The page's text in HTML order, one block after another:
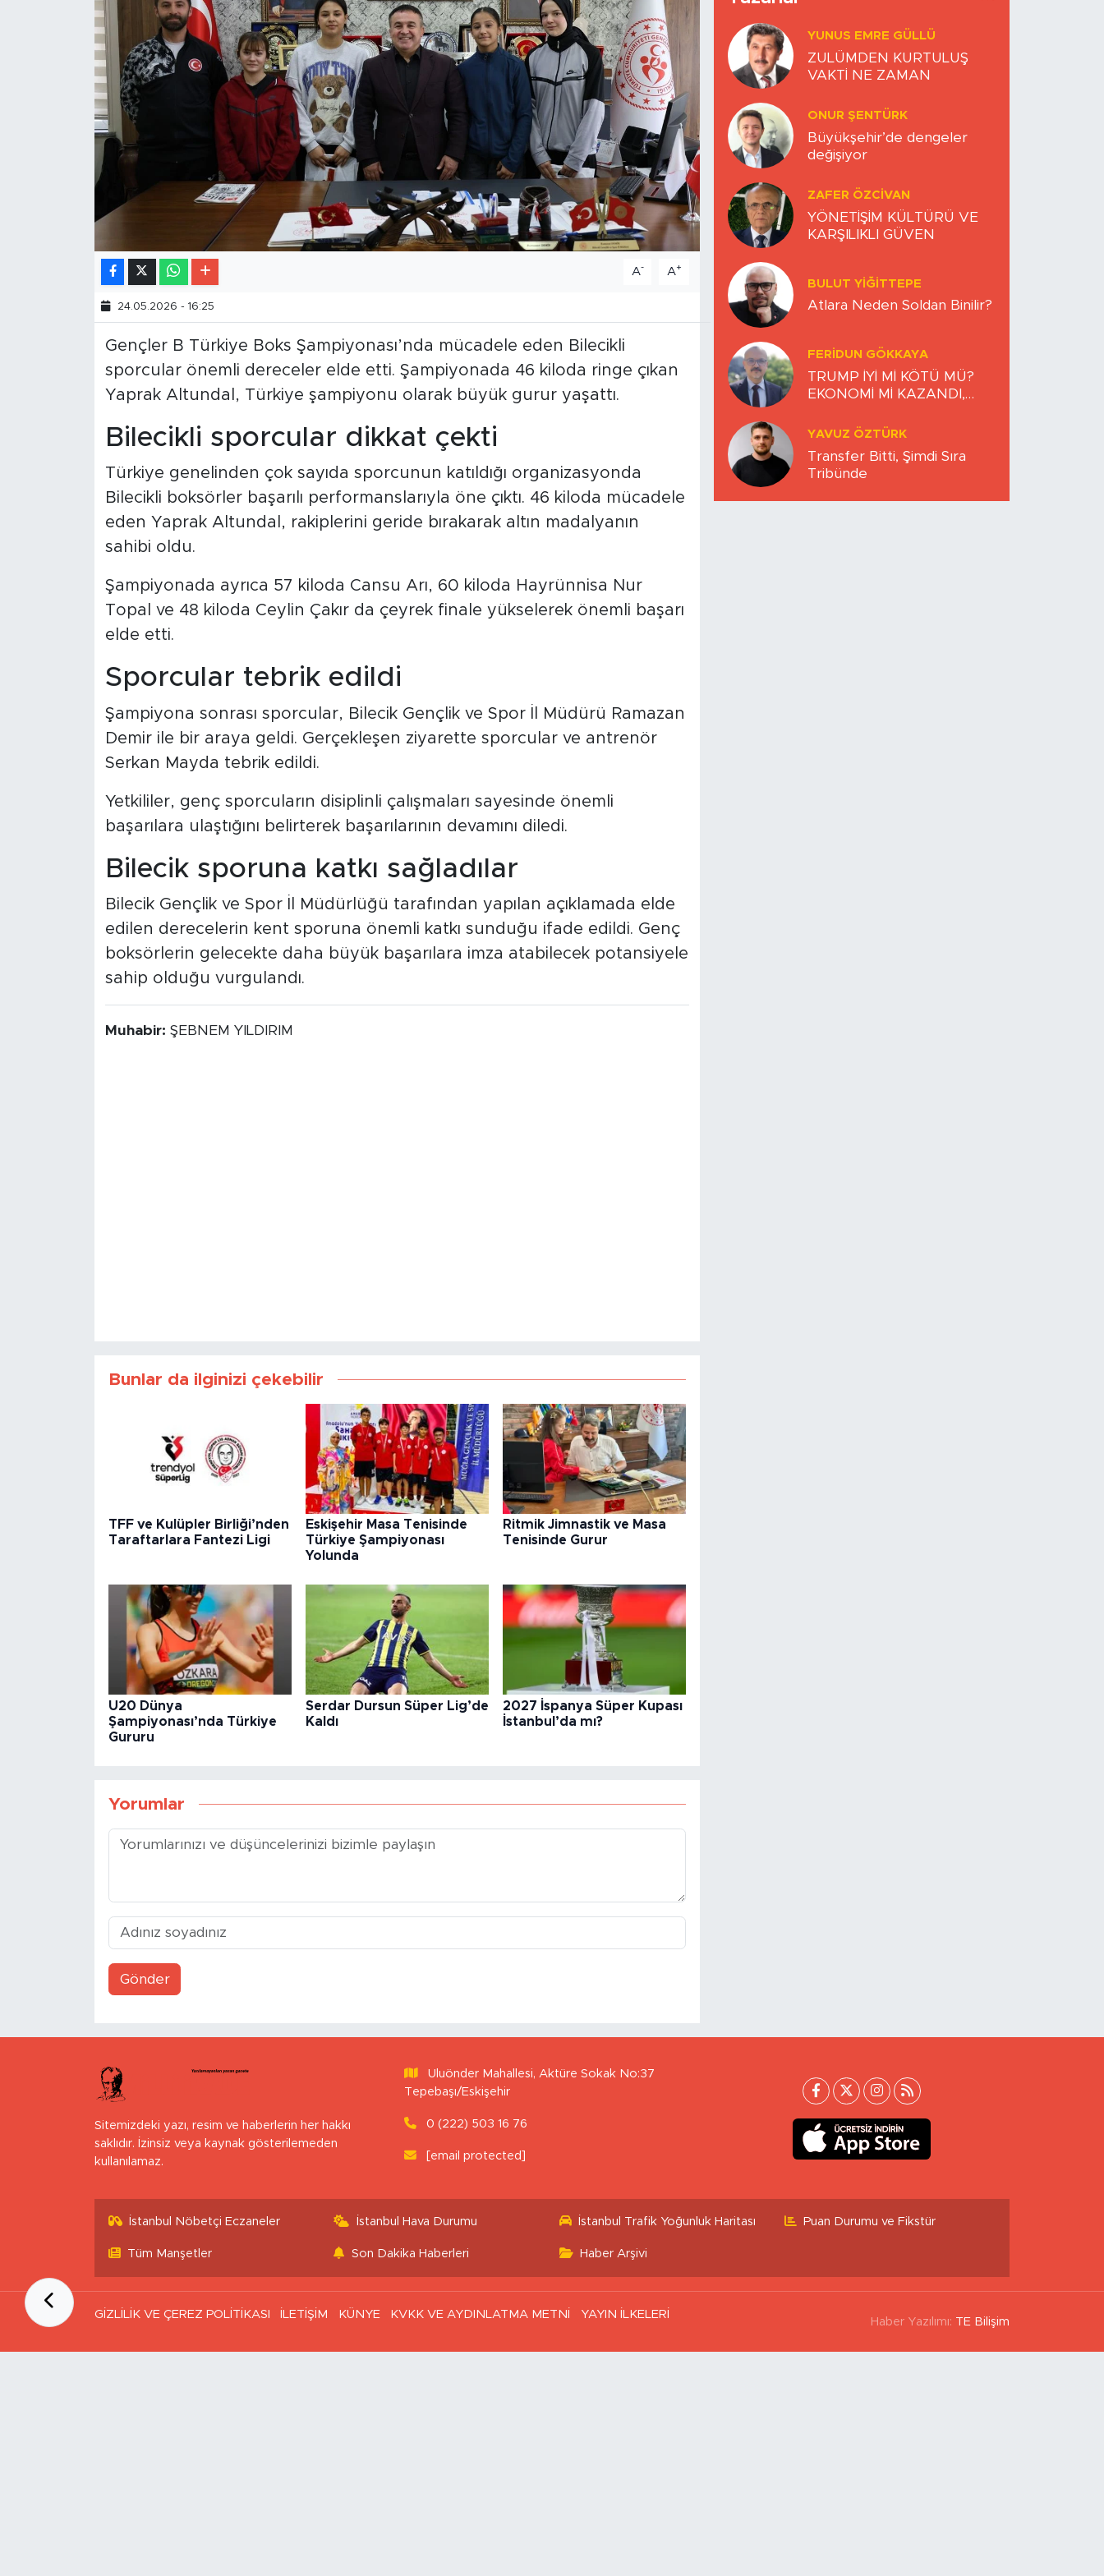
A- A+
24.05.2026 - 16:25
Gençler B Türkiye Boks Şampiyonası’nda mücadele eden Bilecikli
sporcular önemli dereceler elde etti. Şampiyonada 46 kiloda ringe çıkan
Yaprak Altundal, Türkiye şampiyonu olarak büyük gurur yaşattı.
Bilecikli sporcular dikkat çekti
Türkiye genelinden çok sayıda sporcunun katıldığı organizasyonda
Bilecikli boksörler başarılı performanslarıyla öne çıktı. 46 kiloda mücadele
eden Yaprak Altundal, rakiplerini geride bırakarak altın madalyanın
sahibi oldu.
Şampiyonada ayrıca 57 kiloda Cansu Arı, 60 kiloda Hayrünnisa Nur
Topal ve 48 kiloda Ceylin Çakır da çeyrek finale yükselerek önemli başarı
elde etti.
Sporcular tebrik edildi
Şampiyona sonrası sporcular, Bilecik Gençlik ve Spor İl Müdürü Ramazan
Demir ile bir araya geldi. Gerçekleşen ziyarette sporcular ve antrenör
Serkan Mayda tebrik edildi.
Yetkililer, genç sporcuların disiplinli çalışmaları sayesinde önemli
başarılara ulaştığını belirterek başarılarının devamını diledi.
Bilecik sporuna katkı sağladılar
Bilecik Gençlik ve Spor İl Müdürlüğü tarafından yapılan açıklamada elde
edilen derecelerin kent sporuna önemli katkı sunduğu ifade edildi. Genç
boksörlerin gelecekte daha büyük başarılara imza atabilecek potansiyele
sahip olduğu vurgulandı.
Muhabir: ŞEBNEM YILDIRIM
Bunlar da ilginizi çekebilir
TFF ve Kulüpler Birliği’nden
Taraftarlara Fantezi Ligi
Eskişehir Masa Tenisinde
Türkiye Şampiyonası
Yolunda
Ritmik Jimnastik ve Masa
Tenisinde Gurur
U20 Dünya
Şampiyonası’nda Türkiye
Gururu
Serdar Dursun Süper Lig’de
Kaldı
2027 İspanya Süper Kupası
İstanbul’da mı?
Yorumlar
Gönder
YUNUS EMRE GÜLLÜ
ZULÜMDEN KURTULUŞ
VAKTİ NE ZAMAN
ONUR ŞENTÜRK
Büyükşehir’de dengeler
değişiyor
ZAFER ÖZCIVAN
YÖNETİŞİM KÜLTÜRÜ VE
KARŞILIKLI GÜVEN
BULUT YİĞİTTEPE
Atlara Neden Soldan Binilir?
FERIDUN GÖKKAYA
TRUMP İYİ Mİ KÖTÜ MÜ?
EKONOMİ Mİ KAZANDI,
YAVUZ ÖZTÜRK
Transfer Bitti, Şimdi Sıra
Tribünde
Sitemizdeki yazı, resim ve haberlerin her hakkı
saklıdır. İzinsiz veya kaynak gösterilemeden
kullanılamaz.
Uluönder Mahallesi, Aktüre Sokak No:37
Tepebaşı/Eskişehir
0 (222) 503 16 76
[email protected]
İstanbul Nöbetçi Eczaneler İstanbul Hava Durumu İstanbul Trafik Yoğunluk Haritası Puan Durumu ve Fikstür
Tüm Manşetler Son Dakika Haberleri Haber Arşivi
GİZLİLİK VE ÇEREZ POLİTİKASI İLETİŞİM KÜNYE KVKK VE AYDINLATMA METNİ YAYIN İLKELERİ
Haber Yazılımı: TE Bilişim